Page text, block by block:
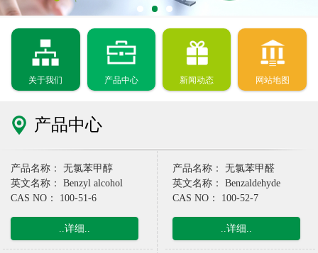
关于我们 产品中心 新闻动态 网站地图
产品中心
产品名称： 无氯苯甲醇
英文名称： Benzyl alcohol
CAS NO： 100-51-6
..详细..
产品名称： 无氯苯甲醛
英文名称： Benzaldehyde
CAS NO： 100-52-7
..详细..